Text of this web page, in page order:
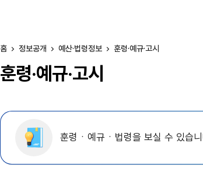
훈령·예규·고시
홈 정보공개 예산·법령정보 훈령·예규·고시
훈령ㆍ예규ㆍ법령을 보실 수 있습